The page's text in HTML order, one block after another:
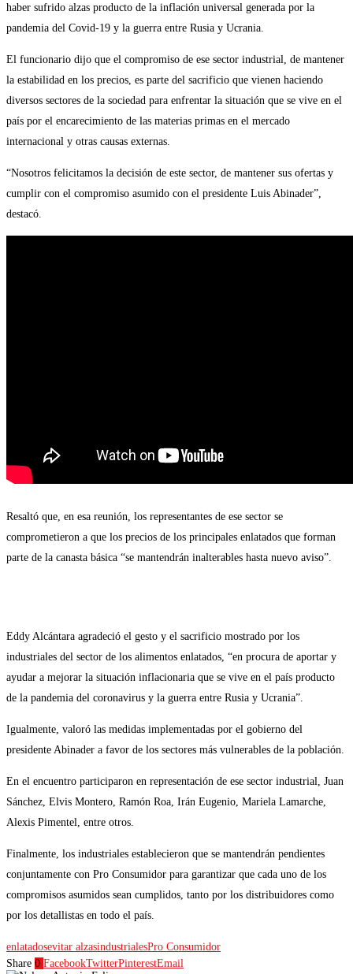
haber sufrido alzas producto de la inflación universal generada por la
pandemia del Covid-19 y la guerra entre Rusia y Ucrania.
El funcionario dijo que el compromiso de ese sector industrial, de mantener
la estabilidad en los precios, es parte del sacrificio que vienen haciendo
diversos sectores de la sociedad para enfrentar la situación que se vive en el
país por el encarecimiento de las materias primas en el mercado
internacional y otras causas externas.
“Nosotros felicitamos la decisión de este sector, de mantener sus ofertas y
cumplir con el compromiso asumido con el presidente Luis Abinader”,
destacó.
Resaltó que, en esa reunión, los representantes de ese sector se
comprometieron a que los precios de los principales enlatados que forman
parte de la canasta básica “se mantendrán inalterables hasta nuevo aviso”.
Eddy Alcántara agradeció el gesto y el sacrificio mostrado por los
industriales del sector de los alimentos enlatados, “en procura de aportar y
ayudar a mejorar la situación inflacionaria que se vive en el país producto
de la pandemia del coronavirus y la guerra entre Rusia y Ucrania”.
Igualmente, valoró las medidas implementadas por el gobierno del
presidente Abinader a favor de los sectores más vulnerables de la población.
En el encuentro participaron en representación de ese sector industrial, Juan
Sánchez, Elvis Montero, Ramón Roa, Irán Eugenio, Mariela Lamarche,
Alexis Pimentel, entre otros.
Finalmente, los industriales establecieron que se mantendrán pendientes
conjuntamente con Pro Consumidor para garantizar que cada uno de los
compromisos asumidos sean cumplidos, tanto por los distribuidores como
por los detallistas en todo el país.
enlatadosevitar alzasindustrialesPro Consumidor
Share 0 FacebookTwitterPinterestEmail